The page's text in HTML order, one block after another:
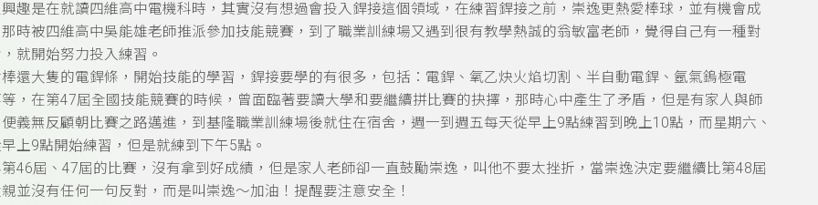
趣是在就讀四維高中電機科時，其實沒有想過會投入銲接這個領域，在練習銲接之前，崇逸更熱愛棒球，並有機會成
時被四維高中吳能雄老師推派參加技能競賽，到了職業訓練場又遇到很有教學熱誠的翁敏富老師，覺得自己有一種對
就開始努力投入練習。
還大隻的電銲條，開始技能的學習，銲接要學的有很多，包括：電銲、氧乙炔火焰切割、半自動電銲、氬氣鎢極電
，在第47屆全國技能競賽的時候，曾面臨著要讀大學和要繼續拼比賽的抉擇，那時心中產生了矛盾，但是有家人與師
義無反顧朝比賽之路邁進，到基隆職業訓練場後就住在宿舍，週一到週五每天從早上9點練習到晚上10點，而星期六、
上9點開始練習，但是就練到下午5點。
46屆、47屆的比賽，沒有拿到好成績，但是家人老師卻一直鼓勵崇逸，叫他不要太挫折，當崇逸決定要繼續比第48屆
並沒有任何一句反對，而是叫崇逸～加油！提醒要注意安全！